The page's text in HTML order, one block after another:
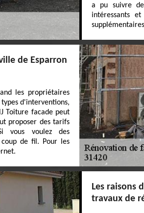
a pu suivre
intéressants
de Esparron
les propriétaires
d'interventions,
Toiture facade peut
proposer des tarifs
vous voulez des
de fil. Pour les
Les raisons
travaux de